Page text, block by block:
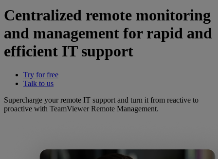
Centralized remote monitoring
and management for rapid and
efficient IT support
Try for free
Talk to us
Supercharge your remote IT support and turn it from reactive to
proactive with TeamViewer Remote Management.